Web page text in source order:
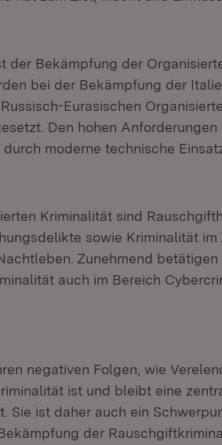
der Bekämpfung der
bei der Bekämpfung der
Eurasischen
Den hohen Anforderungen
moderne technische
Kriminalität sind
sowie Kriminalität im
Zunehmend betätigen
auch im Bereich
negativen Folgen, wie
ist und bleibt eine
Sie ist daher auch ein
der